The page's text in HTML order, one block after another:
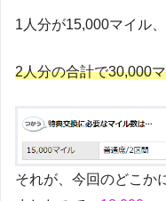
1人分が15,000マイル、
2人分の合計で30,000
それが、今回のどこか